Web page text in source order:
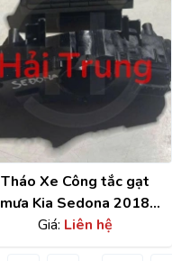
Tháo Xe Công tắc gạt
mưa Kia Sedona 2018
2019 2020
Giá: Liên hệ